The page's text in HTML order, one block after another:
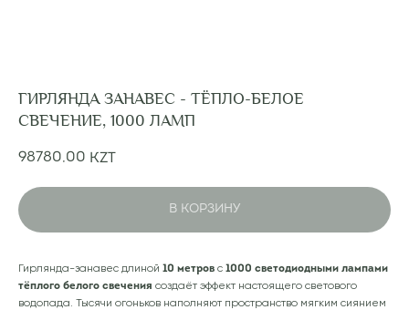
ГИРЛЯНДА ЗАНАВЕС - ТЁПЛО-БЕЛОЕ
СВЕЧЕНИЕ, 1000 ЛАМП
98780,00 KZT
В КОРЗИНУ
Гирлянда-занавес длиной 10 метров с 1000 светодиодными лампами
тёплого белого свечения создаёт эффект настоящего светового
водопада. Тысячи огоньков наполняют пространство мягким сиянием